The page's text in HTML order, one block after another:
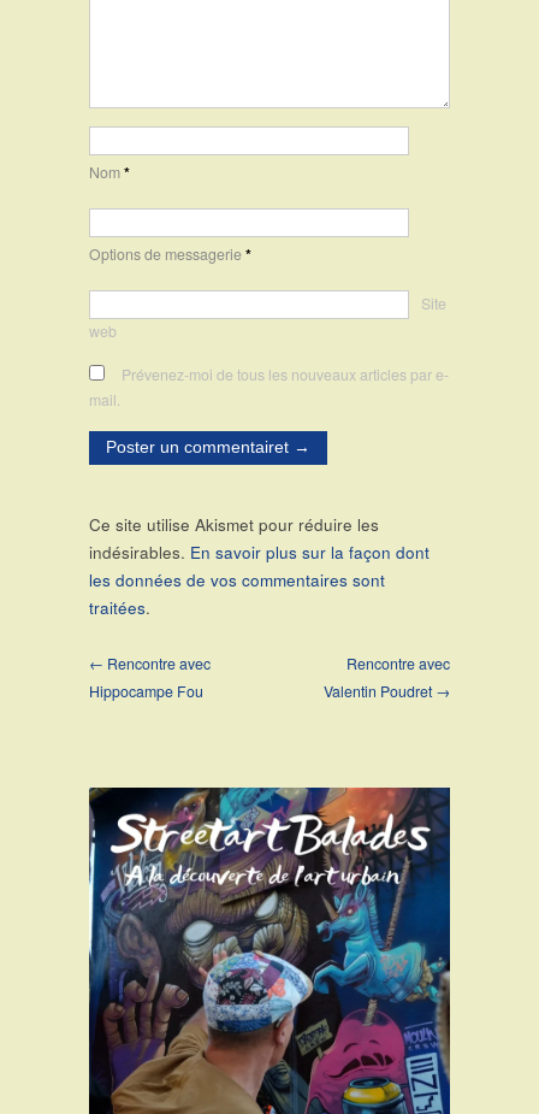
Nom*
Options de messagerie*
Site
web
Prévenez-moi de tous les nouveaux articles par e-
mail.
Ce site utilise Akismet pour réduire les
indésirables. En savoir plus sur la façon dont
les données de vos commentaires sont
traitées.
← Rencontre avec
Hippocampe Fou
Rencontre avec
Valentin Poudret →